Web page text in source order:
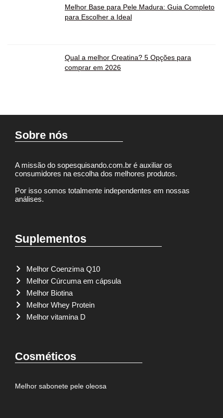
Melhor Base para Pele Madura: Guia Completo
para Escolher a Ideal
Qual a melhor Creatina? 5 Opções para
comprar em 2026
Sobre nós
A missão do sopesquisando.com.br é auxiliar os
consumidores na escolha dos melhores produtos.
Por isso somos totalmente independentes em nossas
análises.
Suplementos
Melhor Coenzima Q10
Melhor Cúrcuma em cápsula
Melhor Biotina
Melhor Whey Protein
Melhor vitamina D
Cosméticos
Melhor sabonete pele oleosa